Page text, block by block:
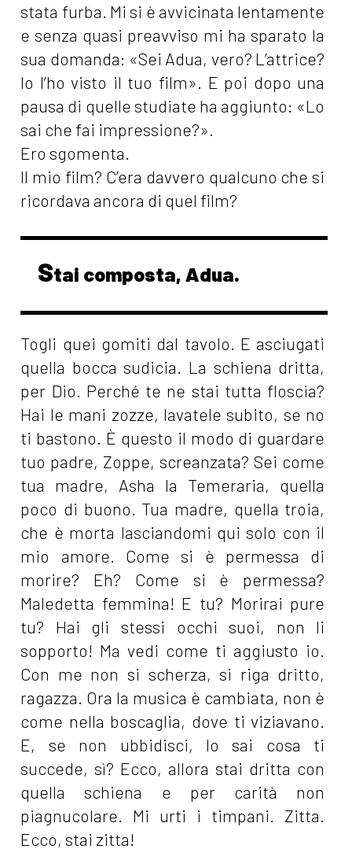
stata furba. Mi si è avvicinata lentamente
e senza quasi preavviso mi ha sparato la
sua domanda: «Sei Adua, vero? L’attrice?
Io l’ho visto il tuo film». E poi dopo una
pausa di quelle studiate ha aggiunto: «Lo
sai che fai impressione?».
Ero sgomenta.
Il mio film? C’era davvero qualcuno che si
ricordava ancora di quel film?
Stai composta, Adua.
Togli quei gomiti dal tavolo. E asciugati
quella bocca sudicia. La schiena dritta,
per Dio. Perché te ne stai tutta floscia?
Hai le mani zozze, lavatele subito, se no
ti bastono. È questo il modo di guardare
tuo padre, Zoppe, screanzata? Sei come
tua madre, Asha la Temeraria, quella
poco di buono. Tua madre, quella troia,
che è morta lasciandomi qui solo con il
mio amore. Come si è permessa di
morire? Eh? Come si è permessa?
Maledetta femmina! E tu? Morirai pure
tu? Hai gli stessi occhi suoi, non li
sopporto! Ma vedi come ti aggiusto io.
Con me non si scherza, si riga dritto,
ragazza. Ora la musica è cambiata, non è
come nella boscaglia, dove ti viziavano.
E, se non ubbidisci, lo sai cosa ti
succede, sì? Ecco, allora stai dritta con
quella schiena e per carità non
piagnucolare. Mi urti i timpani. Zitta.
Ecco, stai zitta!